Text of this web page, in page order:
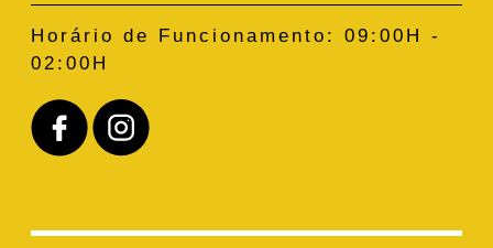
Horário de Funcionamento:
09:00H -
02:00H